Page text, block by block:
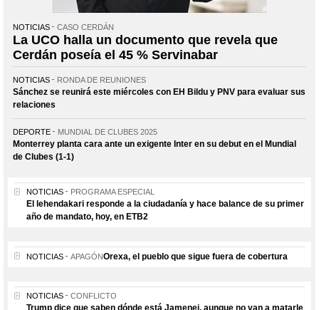
NOTICIAS CASO CERDÁN
La UCO halla un documento que revela que
Cerdán poseía el 45 % Servinabar
NOTICIAS RONDA DE REUNIONES
Sánchez se reunirá este miércoles con EH Bildu y PNV para evaluar sus
relaciones
DEPORTE MUNDIAL DE CLUBES 2025
Monterrey planta cara ante un exigente Inter en su debut en el Mundial
de Clubes (1-1)
NOTICIAS PROGRAMA ESPECIAL
El lehendakari responde a la ciudadanía y hace balance de su primer
año de mandato, hoy, en ETB2
NOTICIAS APAGÓNOrexa, el pueblo que sigue fuera de cobertura
NOTICIAS CONFLICTO
Trump dice que saben dónde está Jamenei, aunque no van a matarle